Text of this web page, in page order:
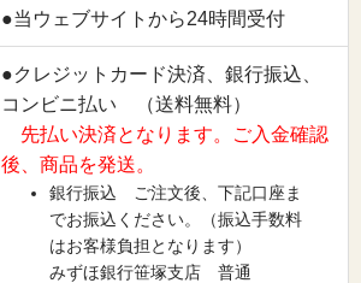
●当ウェブサイトから24時間受付
●クレジットカード決済、銀行振込、
コンビニ払い （送料無料）
先払い決済となります。ご入金確認
後、商品を発送。
銀行振込 ご注文後、下記口座ま
でお振込ください。（振込手数料
はお客様負担となります）
みずほ銀行笹塚支店 普通